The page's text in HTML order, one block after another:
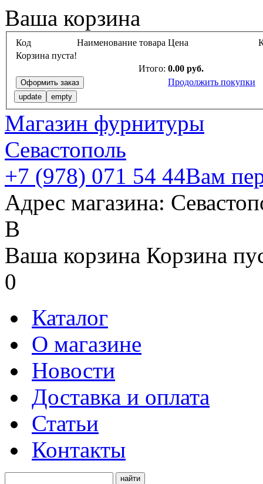
Ваша корзина
Код Наименование товара Цена
Корзина пуста!
Итого: 0.00 руб.
Продолжить покупки
Магазин фурнитуры
Севастополь
+7 (978) 071 54 44Вам
Адрес магазина:
В
Ваша корзина Корзина
0
Каталог
О магазине
Новости
Доставка и оплата
Статьи
Контакты